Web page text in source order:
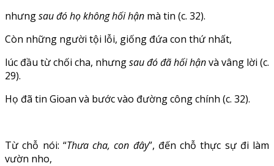
nhưngsau đó họ không hối hận mà tin (c. 32).
Còn những người tội lỗi, giống đứa con thứ nhất,
lúc đầu từ chối cha, nhưngsau đó đã hối hậnvà vâng lời (c.
29).
Họ đã tin Gioan và bước vào đường công chính (c. 32).
Từ chỗ nói: “Thưa cha, con đây”, đến chỗ thực sự đi làm
vườn nho,